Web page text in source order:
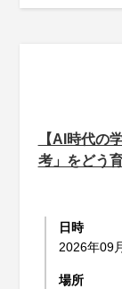
【AI時代の
考」をどう
日時
2026年09
場所